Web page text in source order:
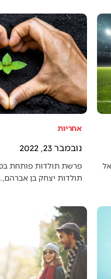
אחריות
נובמבר 23, 2022
פרשת תולדות פותחת
תולדות יצחק בן